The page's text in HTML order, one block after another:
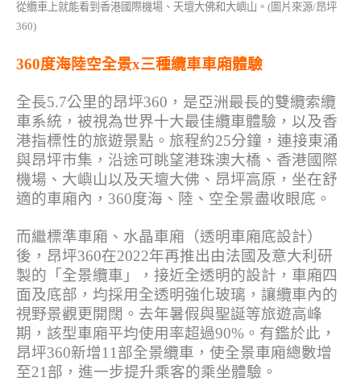
從纜車上就能看到香港國際機場 、 天壇大佛和大嶼山。(圖片來源/昂坪
360)
360度海陸空全景x三種纜車車廂體驗
全長5.7公里的昂坪360，是亞洲最長的雙纜索纜
車系統，被視為世界十大最佳纜車體驗，以及香
港指標性的旅遊景點。旅程約25分鐘，連接東涌
與昂坪市集，沿途可眺望港珠澳大橋、香港國際
機場、大嶼山以及天壇大佛、昂坪高原，坐在舒
適的車廂內，360度海、陸、空全景盡收眼底。
而繼標準車廂、水晶車廂（透明車廂底設計）
後，昂坪360在2022年再推出由法國及意大利研
製的「全景纜車」，接近全透明的設計，車廂四
面及底部，均採用全透明強化玻璃，讓纜車內的
視野景觀更開闊。去年暑假與聖誕等旅遊高峰
期，該型車廂平均使用率超過90%。有鑑於此，
昂坪360新增11部全景纜車，使全景車廂總數增
至21部，進一步提升乘客的乘坐體驗。